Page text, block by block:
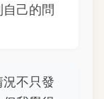
己的問
不只發